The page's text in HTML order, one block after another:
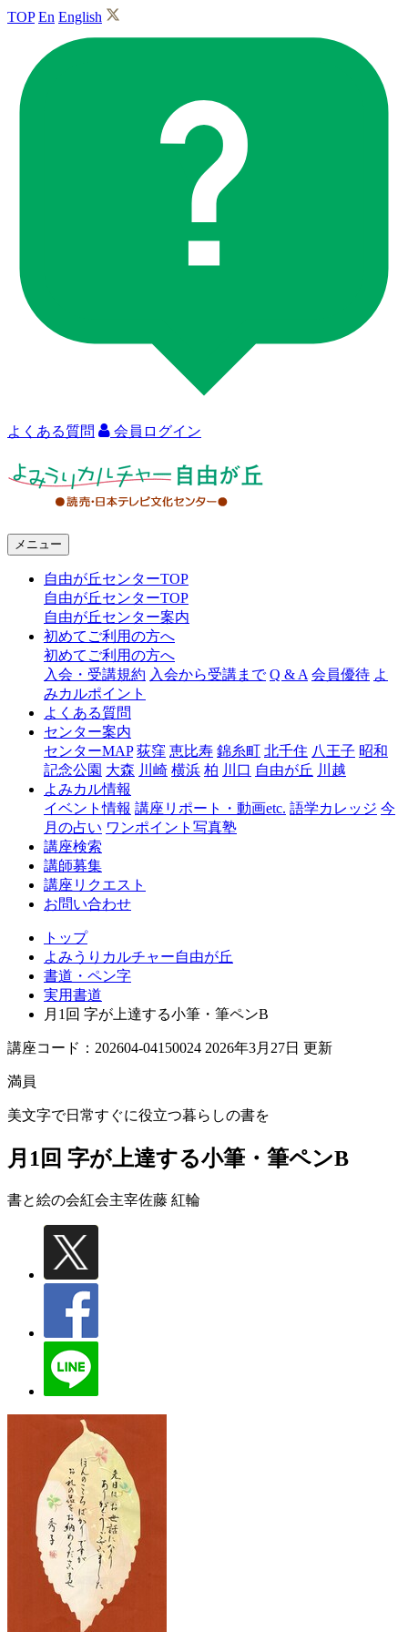
TOP En English
よくある質問 会員ログイン
ャ
由
丘
メニュー
自由が丘センターTOP
自由が丘センターTOP
自由が丘センター案内
初めてご利用の方へ
初めてご利用の方へ
入会・受講規約 入会から受講まで Q & A 会員優待 よ
みカルポイント
よくある質問
センター案内
センターMAP 荻窪 恵比寿 錦糸町 北千住 八王子 昭和
記念公園 大森 川崎 横浜 柏 川口 自由が丘 川越
よみカル情報
イベント情報 講座リポート・動画etc. 語学カレッジ 今
月の占い ワンポイント写真塾
講座検索
講師募集
講座リクエスト
お問い合わせ
トップ
よみうりカルチャー自由が丘
書道・ペン字
実用書道
月1回 字が上達する小筆・筆ペンB
講座コード：202604-04150024 2026年3月27日 更新
満員
美文字で日常すぐに役立つ暮らしの書を
月1回 字が上達する小筆・筆ペンB
書と絵の会紅会主宰佐藤 紅輪